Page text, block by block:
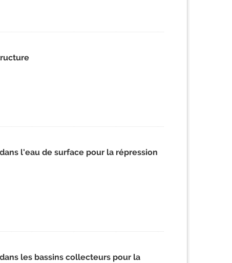
l'eau de surface pour la répression
les bassins collecteurs pour la